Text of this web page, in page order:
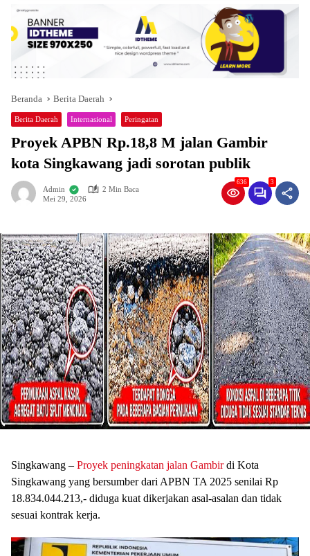
Beranda Berita Daerah
Berita Daerah Internasional Peringatan
Proyek APBN Rp.18,8 M jalan Gambir
kota Singkawang jadi sorotan publik
Admin
2 Min Baca
Mei 29, 2026
636 3
Singkawang – Proyek peningkatan jalan Gambirdi Kota
Singkawang yang bersumber dari APBN TA 2025 senilai Rp
18.834.044.213,- diduga kuat dikerjakan asal-asalan dan tidak
sesuai kontrak kerja.